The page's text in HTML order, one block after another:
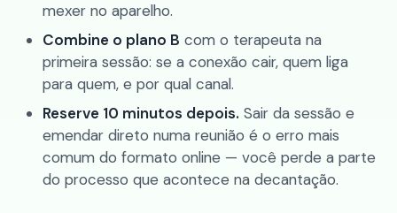
mexer no aparelho.
Combine o plano B com o terapeuta na
primeira sessão: se a conexão cair, quem liga
para quem, e por qual canal.
Reserve 10 minutos depois. Sair da sessão e
emendar direto numa reunião é o erro mais
comum do formato online — você perde a parte
do processo que acontece na decantação.